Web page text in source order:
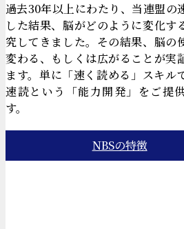
過去30年以上にわたり、当連盟の
した結果、脳がどのように変化す
究してきました。その結果、脳の
変わる、もしくは広がることが実
ます。単に「速く読める」スキル
速読という「能力開発」をご提
す。
NBSの特徴